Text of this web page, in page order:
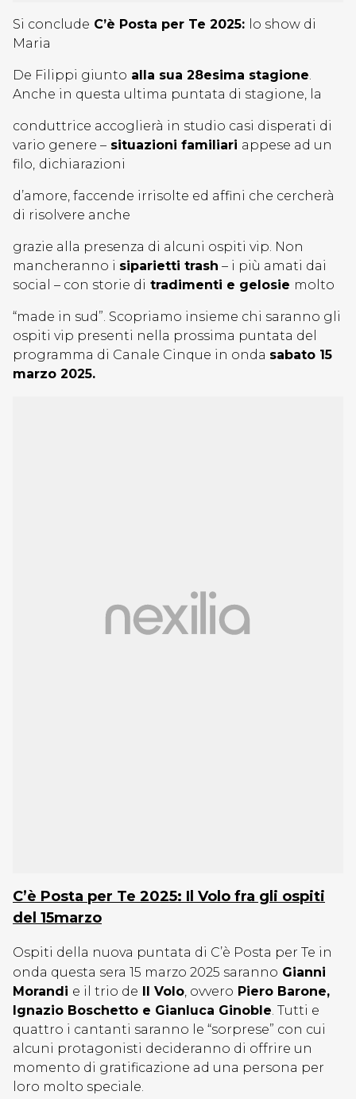
Si conclude C’è Posta per Te 2025: lo show di
Maria
De Filippi giunto alla sua 28esima stagione.
Anche in questa ultima puntata di stagione, la
conduttrice accoglierà in studio casi disperati di
vario genere – situazioni familiari appese ad un
filo, dichiarazioni
d’amore, faccende irrisolte ed affini che cercherà
di risolvere anche
grazie alla presenza di alcuni ospiti vip. Non
mancheranno i siparietti trash – i più amati dai
social – con storie di tradimenti e gelosie molto
“made in sud”. Scopriamo insieme chi saranno gli
ospiti vip presenti nella prossima puntata del
programma di Canale Cinque in onda sabato 15
marzo 2025.
C’è Posta per Te 2025: Il Volo fra gli ospiti
del 15marzo
Ospiti della nuova puntata di C’è Posta per Te in
onda questa sera 15 marzo 2025 saranno Gianni
Morandi e il trio de Il Volo, ovvero Piero Barone,
Ignazio Boschetto e Gianluca Ginoble. Tutti e
quattro i cantanti saranno le “sorprese” con cui
alcuni protagonisti decideranno di offrire un
momento di gratificazione ad una persona per
loro molto speciale.